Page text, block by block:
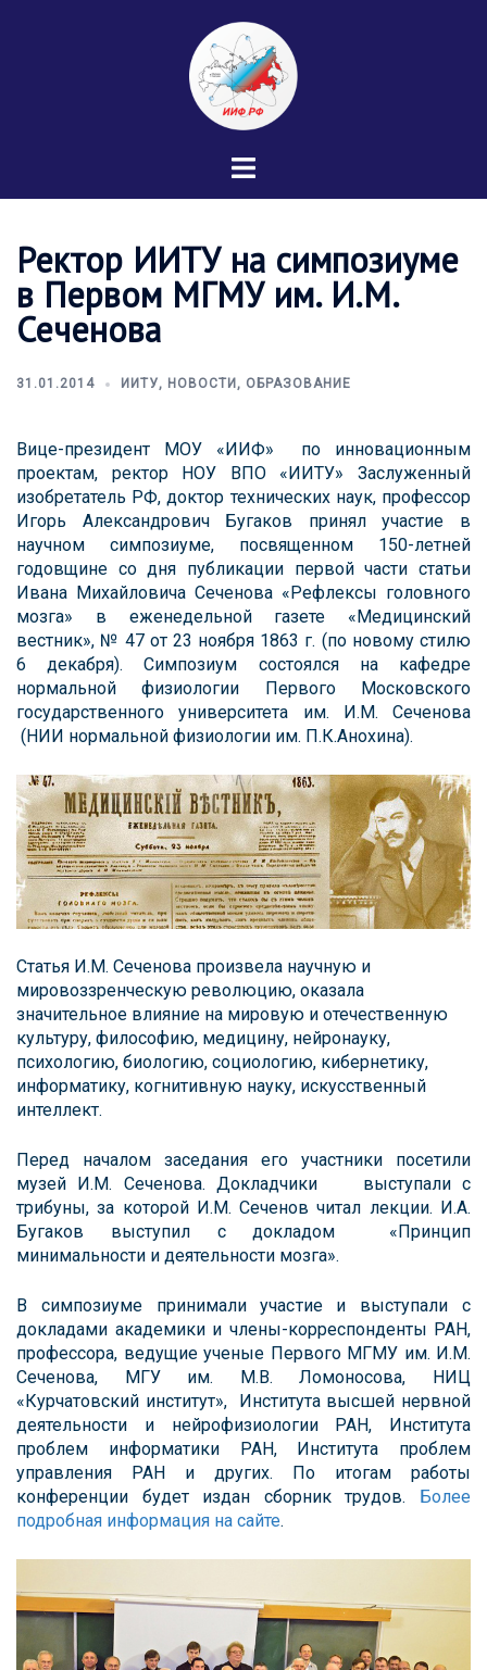
Переключатель
Ректор ИИТУ на симпозиуме
в Первом МГМУ им. И.М.
Сеченова
31.01.2014 ИИТУ, НОВОСТИ , ОБРАЗОВАНИЕ
Вице-президент МОУ «ИИФ» по инновационным
проектам, ректор НОУ ВПО «ИИТУ» Заслуженный
изобретатель РФ, доктор технических наук, профессор
Игорь Александрович Бугаков принял участие в
научном симпозиуме, посвященном 150-летней
годовщине со дня публикации первой части статьи
Ивана Михайловича Сеченова «Рефлексы головного
мозга» в еженедельной газете «Медицинский
вестник», № 47 от 23 ноября 1863 г. (по новому стилю
6 декабря). Симпозиум состоялся на кафедре
нормальной физиологии Первого Московского
государственного университета им. И.М. Сеченова
(НИИ нормальной физиологии им. П.К.Анохина).
Статья И.М. Сеченова произвела научную и
мировоззренческую революцию, оказала
значительное влияние на мировую и отечественную
культуру, философию, медицину, нейронауку,
психологию, биологию, социологию, кибернетику,
информатику, когнитивную науку, искусственный
интеллект.
Перед началом заседания его участники посетили
музей И.М. Сеченова. Докладчики выступали с
трибуны, за которой И.М. Сеченов читал лекции. И.А.
Бугаков выступил с докладом «Принцип
минимальности и деятельности мозга».
В симпозиуме принимали участие и выступали с
докладами академики и члены-корреспонденты РАН,
профессора, ведущие ученые Первого МГМУ им. И.М.
Сеченова, МГУ им. М.В. Ломоносова, НИЦ
«Курчатовский институт», Института высшей нервной
деятельности и нейрофизиологии РАН, Института
проблем информатики РАН, Института проблем
управления РАН и других. По итогам работы
конференции будет издан сборник трудов. Более
подробная информация на сайте.